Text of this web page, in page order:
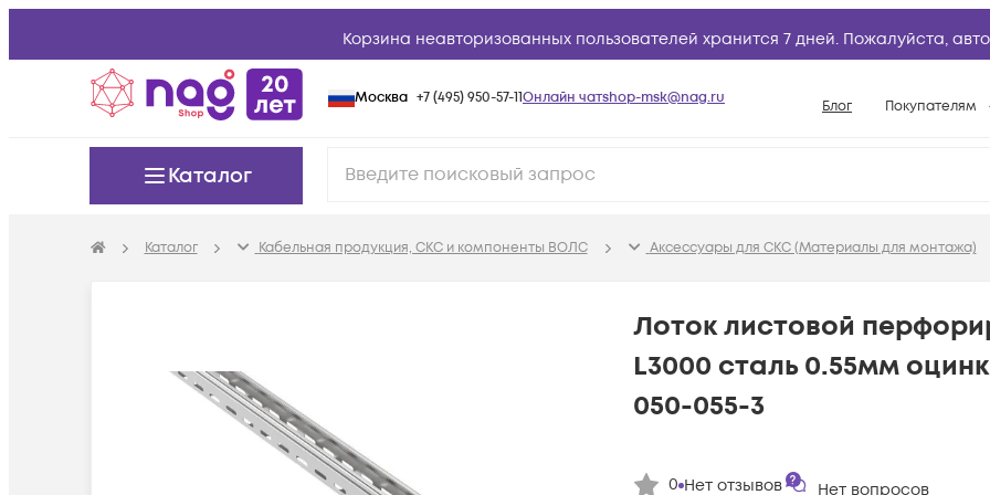
Корзина неавторизованных пользователей хранится 7 дней. Пожалуйста,
Москва +7 (495) 950-57-11Онлайн чатshop-msk@nag.ru Блог Покупателям
Условия
Возврат
Вопросы и
Каталог
Каталог Кабельная продукция, СКС и компоненты ВОЛС Аксессуары для СКС (Материалы для монтажа)
Лоток листовой
L3000 сталь 0.55мм
050-055-3
0 Нет отзывов Нет вопросов